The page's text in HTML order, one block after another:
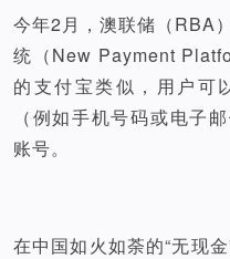
今年2月，澳联储（RBA
统（New Payment
的支付宝类似，用户可
（例如手机号码或电子
账号。
在中国如火如荼的“无现